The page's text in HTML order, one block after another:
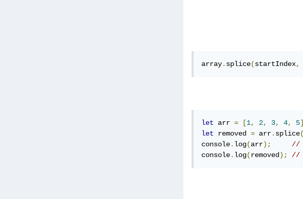
array. splice(startIndex,
let arr = [1, 2, 3, 4, 5
let removed = arr. splice(
console. log(arr);
//
console. log(removed); //